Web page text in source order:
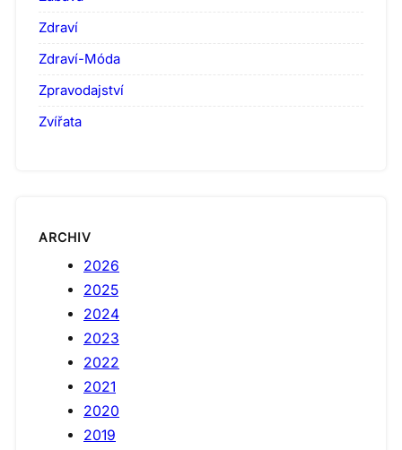
Zdraví
Zdraví-Móda
Zpravodajství
Zvířata
ARCHIV
2026
2025
2024
2023
2022
2021
2020
2019